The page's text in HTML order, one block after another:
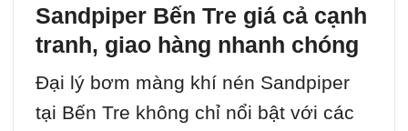
Sandpiper Bến Tre giá cả cạnh
tranh, giao hàng nhanh chóng
Đại lý bơm màng khí nén Sandpiper
tại Bến Tre không chỉ nổi bật với các